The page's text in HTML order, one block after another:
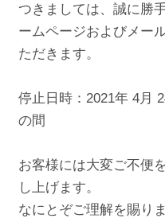
つきましては、誠に勝
ームページおよびメー
ただきます。
停止日時：2021年 4月
の間
お客様には大変ご不便
し上げます。
なにとぞご理解を賜り